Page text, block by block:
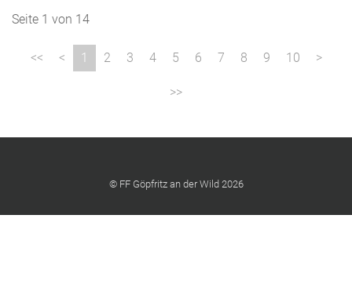
Seite 1 von 14
1 2 3 4 5 6 7 8 9 10
© FF Göpfritz an der Wild 2026